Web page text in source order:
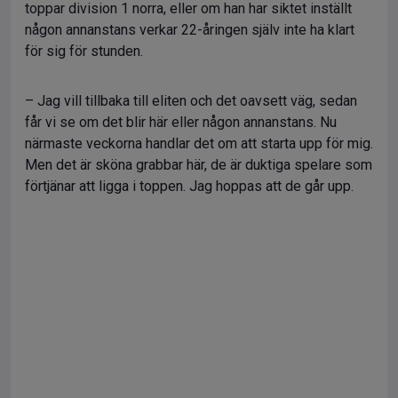
toppar division 1 norra, eller om han har siktet inställt
någon annanstans verkar 22-åringen själv inte ha klart
för sig för stunden.
– Jag vill tillbaka till eliten och det oavsett väg, sedan
får vi se om det blir här eller någon annanstans. Nu
närmaste veckorna handlar det om att starta upp för mig.
Men det är sköna grabbar här, de är duktiga spelare som
förtjänar att ligga i toppen. Jag hoppas att de går upp.